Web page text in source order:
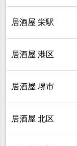
居酒屋 栄駅
居酒屋 港区
居酒屋 堺市
居酒屋 北区